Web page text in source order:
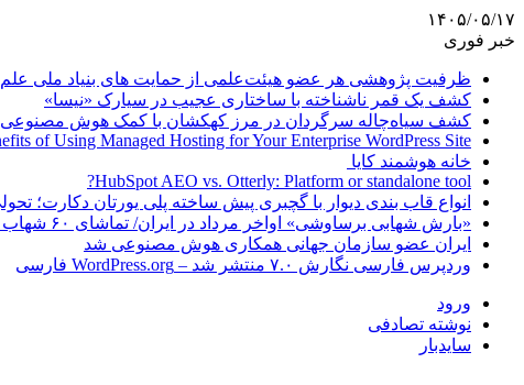
۱۴۰۵/۰۵/۱۷
خبر فوری
ظرفیت پژوهشی هر عضو هیئت‌علمی از حمایت های بنیاد ملی علم
کشف یک قمر ناشناخته با ساختاری عجیب در سیارک «نیسا»
کشف سیاه‌چاله سرگردان در مرز کهکشان با کمک هوش مصنوعی
of Using Managed Hosting for Your Enterprise WordPress Site
خانه هوشمند کایا
HubSpot AEO vs. Otterly: Platform or standalone tool?
انواع قاب بندی دیوار با گچبری پیش ساخته پلی یورتان دکارت؛
«بارش شهابی برساوشی» اواخر مرداد در ایران/ تماشای ۶۰ شهاب در هر ساعت!
ایران عضو سازمان جهانی همکاری هوش مصنوعی شد
وردپرس فارسی نگارش ۷.۰ منتشر شد – WordPress.org فارسی
ورود
نوشته تصادفی
سایدبار